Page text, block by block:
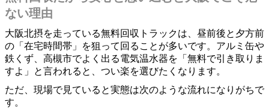
ない理由
大阪北摂を走っている無料回収トラックは、昼前後と夕方前
の「在宅時間帯」を狙って回ることが多いです。アルミ缶や
鉄くず、高槻市でよく出る電気温水器を「無料で引き取りま
すよ」と言われると、つい楽を選びたくなります。
ただ、現場で見ていると実態は次のような流れになりがちで
す。